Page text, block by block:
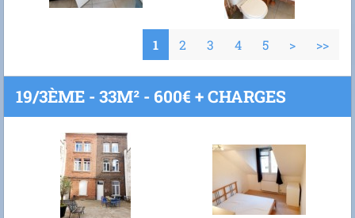
1 2 3 4 5 > >>
19/3ÈME - 33M² - 600€ + CHARGES